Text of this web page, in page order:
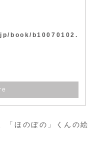
book/b10070102.
「ほのぼの」くんの絵